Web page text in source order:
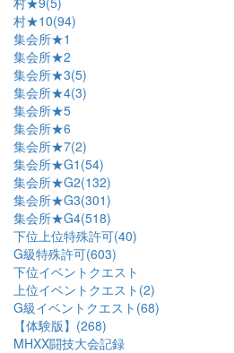
村★10(94)
集会所★1
集会所★2
集会所★3(5)
集会所★4(3)
集会所★5
集会所★6
集会所★7(2)
集会所★G1(54)
集会所★G2(132)
集会所★G3(301)
集会所★G4(518)
下位上位特殊許可(40)
G級特殊許可(603)
下位イベントクエスト
上位イベントクエスト(2)
G級イベントクエスト(68)
【体験版】(268)
MHXX闘技大会記録